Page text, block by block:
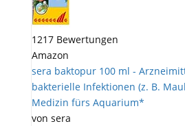
1217 Bewertungen
Amazon
sera baktopur 100 ml -
bakterielle Infektionen (z. B.
Medizin fürs Aquarium*
von sera